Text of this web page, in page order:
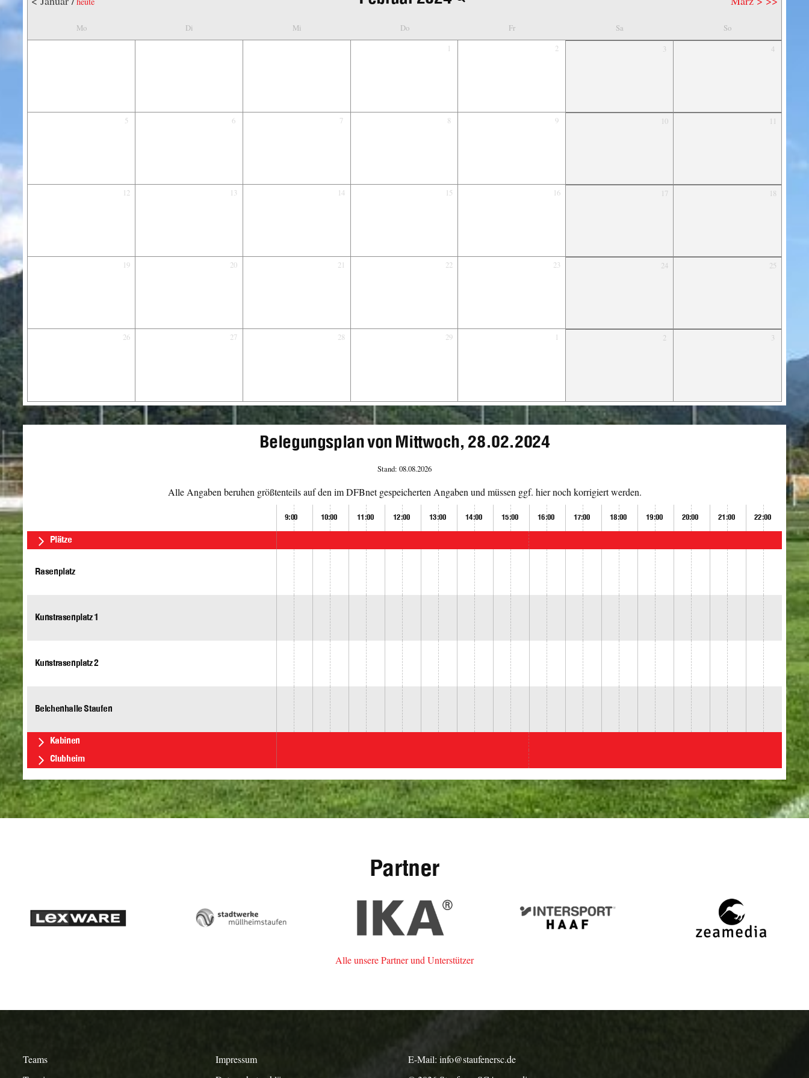
Mo Di Mi Do Fr Sa
So
1
2 3 4
5 6 7 8 9 10 11
12 13 14 15 16 17 18
19 20 21 22 23 24 25
26 27 28 29 1 2 3
Belegungsplan von Mittwoch, 28.02.2024
Stand: 08.08.2026
Alle Angaben beruhen größtenteils auf den im DFBnet gespeicherten Angaben und müssen ggf. hier noch korrigiert werden.
9:00 10:00 11:00 12:00 13:00 14:00 15:00 16:00 17:00 18:00 19:00 20:00 21:00 22:00
Plätze
Rasenplatz
Kunstrasenplatz 1
Kunstrasenplatz 2
Belchenhalle Staufen
Kabinen
Clubheim
Partner
Müllheim-
Staufen
IKA
Haaf
zeamedia,
Werbeagentur
aus
Staufen
Alle unsere Partner und Unterstützer
Teams
Impressum
E-Mail:info@staufenersc.de